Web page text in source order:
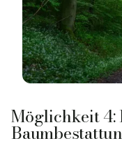
Möglichkeit